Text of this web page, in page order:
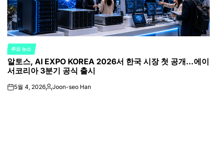
POSTED
IN
주요 뉴스
알토스, AI EXPO KOREA 2026서 한국 시장 첫 공개…에이
서코리아 3분기 공식 출시
on5월 4, 2026Posted
Joon-seo Han